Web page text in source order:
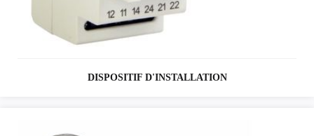
DISPOSITIF D'INSTALLATION